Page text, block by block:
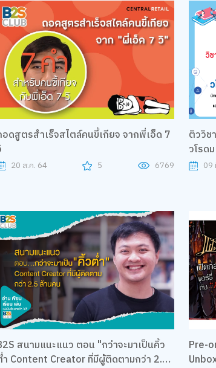
ดสูตรสำเร็จสไตล์คนขี้เกียจ จากพี่เอ็ด 7
20 ส.ค. 64 5 6769
ติววิช
วโรดม วณิชศิ
to U09
สนามแนะแนว ตอน "กว่าจะมาเป็นคิ้ว
Content Creator ที่มีผู้ติดตามกว่า 2.5
Pre-
Unbox Box set แฮร์รี่ พอตเตอร์